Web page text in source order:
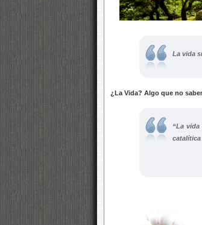
La vida
¿La Vida? Algo que no
“La